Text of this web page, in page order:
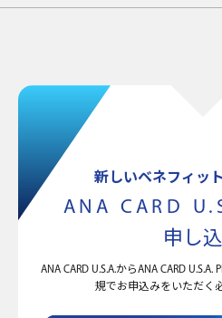
新しいベネフィッ
ANA CARD
申し
ANA CARD U.S.A.からANA CARD
規でお申込みをいただく